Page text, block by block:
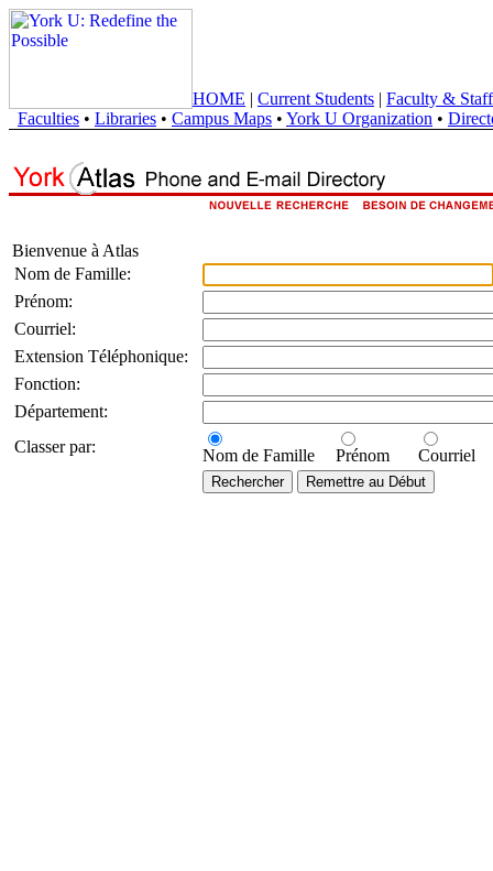
HOME | Current Students | Faculty & Staff
Faculties • Libraries • Campus Maps • York U Organization •
Bienvenue à Atlas
Nom de Famille:
Prénom:
Courriel:
Extension Téléphonique:
Fonction:
Département:
Classer par:
Nom de Famille Prénom Courriel